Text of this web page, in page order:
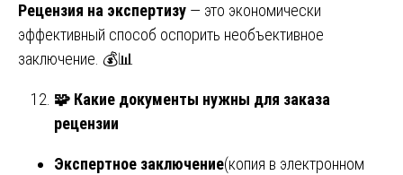
Рецензия на экспертизу — это экономически
эффективный способ оспорить необъективное
заключение. 💰📊
🧩 Какие документы нужны для заказа
рецензии
Экспертное заключение(копия в электронном